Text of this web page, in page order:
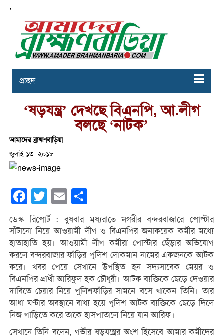
,
প্রচ্ছদ
‘ষড়যন্ত্র’ দেখছে বিএনপি, আ.লীগ
বলছে ‘নাটক’
আমাদের ব্রাহ্মণবাড়িয়া
জুলাই ১৩, ২০১৮
Facebook
Twitter Email
ডেস্ক রিপোর্ট : বুধবার মধ্যরাতে নগরীর বন্দরবাজারে পোস্টার
সাঁটানো নিয়ে আওয়ামী লীগ ও বিএনপির জনাকয়েক কর্মীর মধ্যে
হাতাহাতি হয়। আওয়ামী লীগ কর্মীরা পোস্টার ছেঁড়ার অভিযোগ
করলে বন্দরবাজার ফাঁড়ির পুলিশ লোকমান নামের একজনকে আটক
করে। খবর পেয়ে সেখানে উপস্থিত হন সদ্যসাবেক মেয়র ও
বিএনপির প্রার্থী আরিফুল হক চৌধুরী। আটক ব্যক্তিকে ছেড়ে দেওয়ার
দাবিতে চেয়ার নিয়ে পুলিশফাঁড়ির সামনে বসে থাকেন তিনি। তার
আধা ঘণ্টার অবস্থানে বাধ্য হয়ে পুলিশ আটক ব্যক্তিকে ছেড়ে দিলে
নিজ গাড়িতে করে তাকে হাসপাতালে নিয়ে যান আরিফ।
সেখানে তিনি বলেন, গভীর ষড়যন্ত্রের অংশ হিসেবে আমার কর্মীদের